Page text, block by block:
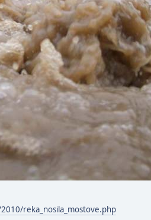
reka_nosila_mostove.php